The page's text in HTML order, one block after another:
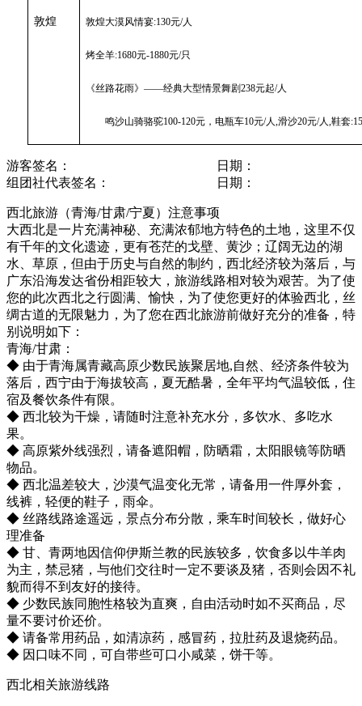
敦煌 敦煌大漠风情宴:130元/人
烤全羊:1680元-1880元/只
《丝路花雨》——经典大型情景舞剧238元起/人
鸣沙山骑骆驼100-120元，电瓶车10元/人,滑沙20元/人,鞋套
游客签名： 日期：
组团社代表签名： 日期：
西北旅游（青海/甘肃/宁夏）注意事项
大西北是一片充满神秘、充满浓郁地方特色的土地，这里不仅
有千年的文化遗迹，更有苍茫的戈壁、黄沙；辽阔无边的湖
水、草原，但由于历史与自然的制约，西北经济较为落后，与
广东沿海发达省份相距较大，旅游线路相对较为艰苦。为了使
您的此次西北之行圆满、愉快，为了使您更好的体验西北，丝
绸古道的无限魅力，为了您在西北旅游前做好充分的准备，特
别说明如下：
青海/甘肃：
◆ 由于青海属青藏高原少数民族聚居地,自然、经济条件较为
落后，西宁由于海拔较高，夏无酷暑，全年平均气温较低，住
宿及餐饮条件有限。
◆ 西北较为干燥，请随时注意补充水分，多饮水、多吃水
果。
◆ 高原紫外线强烈，请备遮阳帽，防晒霜，太阳眼镜等防晒
物品。
◆ 西北温差较大，沙漠气温变化无常，请备用一件厚外套，
线裤，轻便的鞋子，雨伞。
◆ 丝路线路途遥远，景点分布分散，乘车时间较长，做好心
理准备
◆ 甘、青两地因信仰伊斯兰教的民族较多，饮食多以牛羊肉
为主，禁忌猪，与他们交往时一定不要谈及猪，否则会因不礼
貌而得不到友好的接待。
◆ 少数民族同胞性格较为直爽，自由活动时如不买商品，尽
量不要讨价还价。
◆ 请备常用药品，如清凉药，感冒药，拉肚药及退烧药品。
◆ 因口味不同，可自带些可口小咸菜，饼干等。
西北相关旅游线路